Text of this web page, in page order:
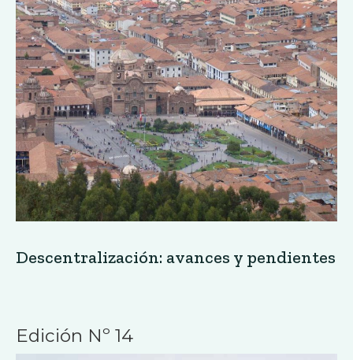
Descentralización: avances y pendientes
Edición Nº 14